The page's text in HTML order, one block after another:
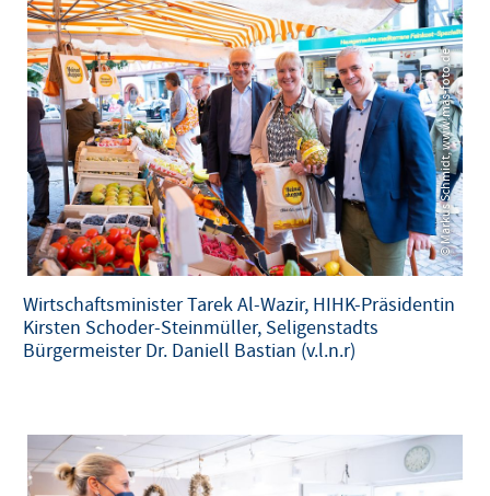
© Markus Schmidt, www.mas-foto.de
Wirtschaftsminister Tarek Al-Wazir, HIHK-Präsidentin
Kirsten Schoder-Steinmüller, Seligenstadts
Bürgermeister Dr. Daniell Bastian (v.l.n.r)